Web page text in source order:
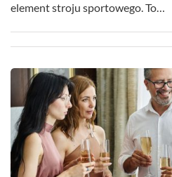
element stroju sportowego. To…